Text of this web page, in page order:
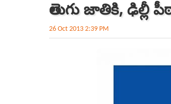
తెలుగు జాతికి, ఢిల్లీ
26 Oct 2013 2:39 PM